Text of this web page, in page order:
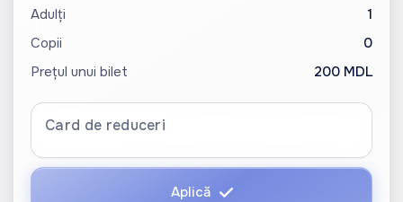
Adulți
1
Copii
0
Prețul unui bilet
200 MDL
Card de reduceri
Aplică